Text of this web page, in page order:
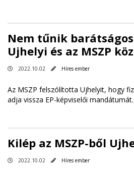
Nem tűnik
Ujhelyi és az MSZP
2022.10.02 Híres ember
Az MSZP felszólította Ujhelyit, hogy
adja vissza EP-képviselői mandátumát.
Kilép az MSZP-ből
2022.10.02 Híres ember